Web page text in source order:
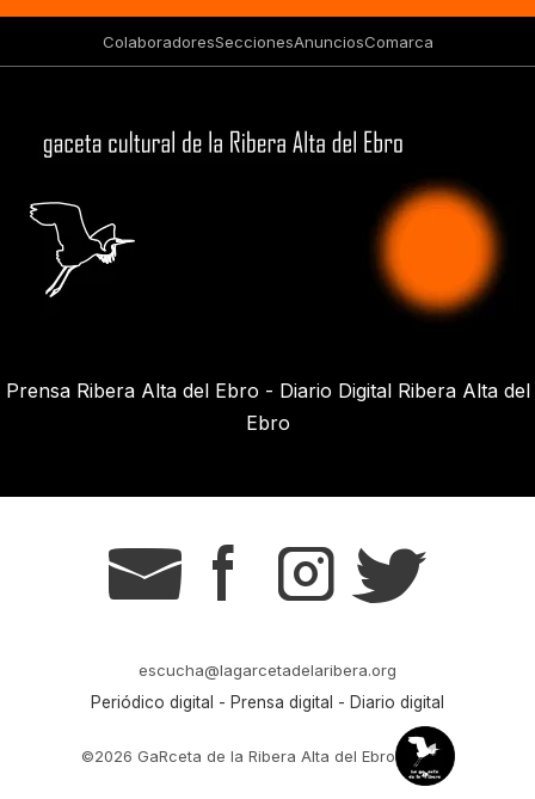
ColaboradoresSeccionesAnunciosComarca
Prensa Ribera Alta del Ebro - Diario Digital Ribera Alta del
Ebro
g s t r
escucha@lagarcetadelaribera.org
Periódico digital - Prensa digital - Diario digital
©2026 GaRceta de la Ribera Alta del Ebro